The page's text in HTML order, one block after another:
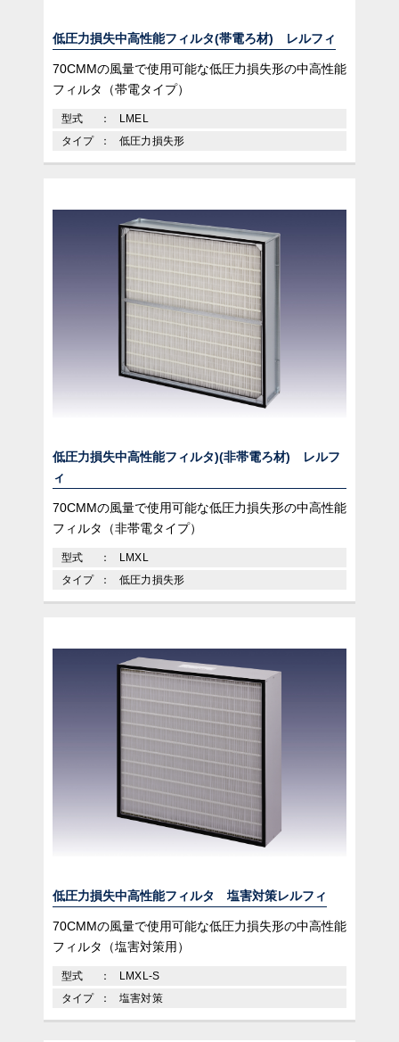
低圧力損失中高性能フィルタ(帯電ろ材) レルフィ
70CMMの風量で使用可能な低圧力損失形の中高性能
フィルタ（帯電タイプ）
型式
LMEL
タイプ
低圧力損失形
低圧力損失中高性能フィルタ)(非帯電ろ材) レルフ
ィ
70CMMの風量で使用可能な低圧力損失形の中高性能
フィルタ（非帯電タイプ）
型式
LMXL
タイプ
低圧力損失形
低圧力損失中高性能フィルタ 塩害対策レルフィ
70CMMの風量で使用可能な低圧力損失形の中高性能
フィルタ（塩害対策用）
型式
LMXL-S
タイプ
塩害対策